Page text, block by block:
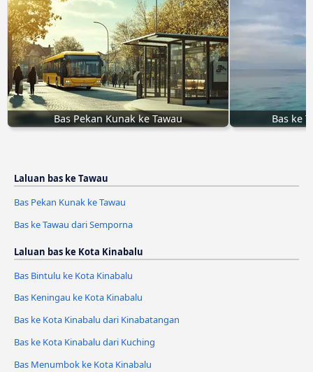
Bas Pekan Kunak ke Tawau Bas ke
Laluan bas ke Tawau
Bas Pekan Kunak ke Tawau
Bas ke Tawau dari Semporna
Laluan bas ke Kota Kinabalu
Bas Bintulu ke Kota Kinabalu
Bas Keningau ke Kota Kinabalu
Bas ke Kota Kinabalu dari Kinabatangan
Bas ke Kota Kinabalu dari Kuching
Bas Menumbok ke Kota Kinabalu